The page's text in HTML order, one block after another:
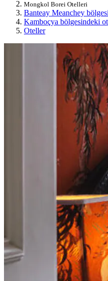
Mongkol Borei Otelleri
Banteay Meanchey
Kamboçya bölgesindeki
Oteller